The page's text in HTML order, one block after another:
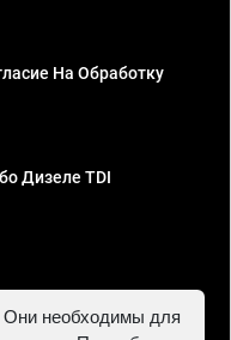
На Обработку
Дизеле TDI
781302555843,
Они необходимы для